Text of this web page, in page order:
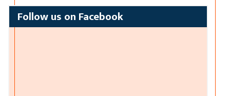
Follow us on Facebook